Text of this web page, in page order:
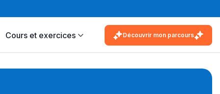
Cours et exercices Découvrir mon parcours